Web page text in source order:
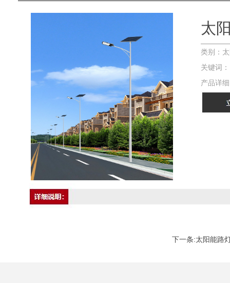
太
类别：
关键词：
产品详
下一条:太阳能路